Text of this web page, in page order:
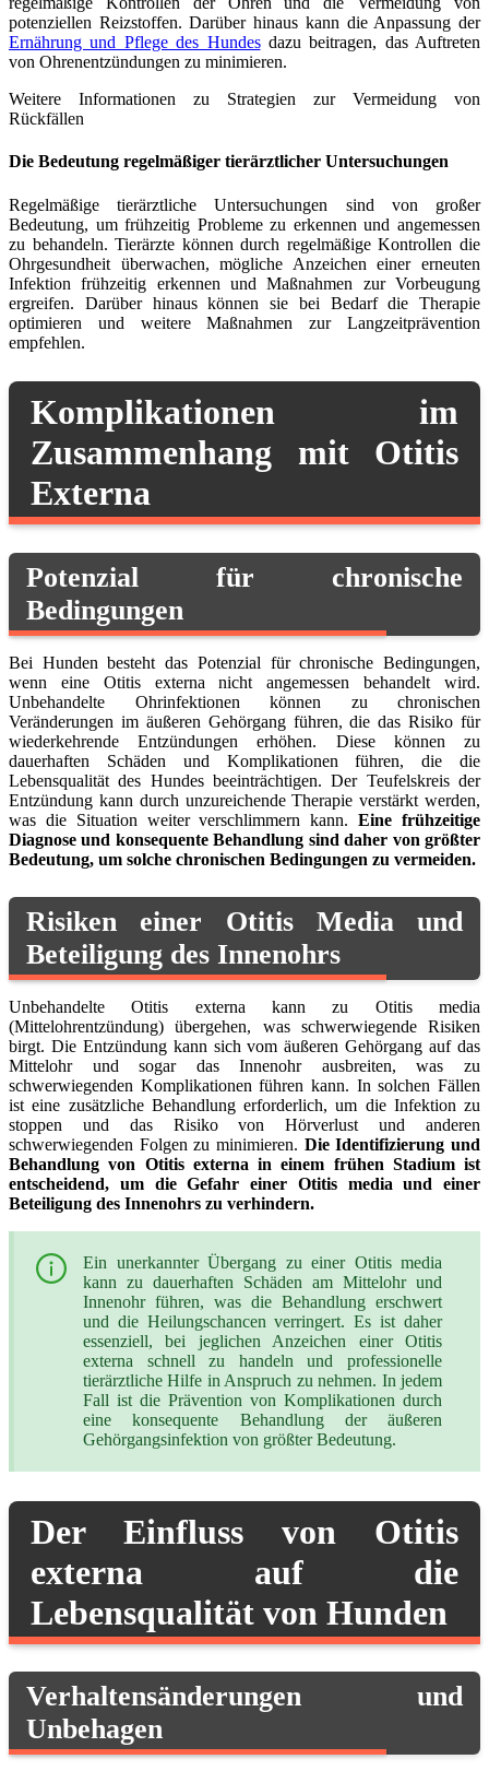
potenziellen Reizstoffen. Darüber hinaus kann die Anpassung der
Ernährung und Pflege des Hundesdazu beitragen, das Auftreten
von Ohrenentzündungen zu minimieren.
Weitere Informationen zu Strategien zur Vermeidung von
Rückfällen
Die Bedeutung regelmäßiger tierärztlicher Untersuchungen
Regelmäßige tierärztliche Untersuchungen sind von großer
Bedeutung, um frühzeitig Probleme zu erkennen und angemessen
zu behandeln. Tierärzte können durch regelmäßige Kontrollen die
Ohrgesundheit überwachen, mögliche Anzeichen einer erneuten
Infektion frühzeitig erkennen und Maßnahmen zur Vorbeugung
ergreifen. Darüber hinaus können sie bei Bedarf die Therapie
optimieren und weitere Maßnahmen zur Langzeitprävention
empfehlen.
Komplikationen im
Zusammenhang mit Otitis
Externa
Potenzial für chronische
Bedingungen
Bei Hunden besteht das Potenzial für chronische Bedingungen,
wenn eine Otitis externa nicht angemessen behandelt wird.
Unbehandelte Ohrinfektionen können zu chronischen
Veränderungen im äußeren Gehörgang führen, die das Risiko für
wiederkehrende Entzündungen erhöhen. Diese können zu
dauerhaften Schäden und Komplikationen führen, die die
Lebensqualität des Hundes beeinträchtigen. Der Teufelskreis der
Entzündung kann durch unzureichende Therapie verstärkt werden,
was die Situation weiter verschlimmern kann.Eine frühzeitige
Diagnose und konsequente Behandlung sind daher von größter
Bedeutung, um solche chronischen Bedingungen zu vermeiden.
Risiken einer Otitis Media und
Beteiligung des Innenohrs
Unbehandelte Otitis externa kann zu Otitis media
(Mittelohrentzündung) übergehen, was schwerwiegende Risiken
birgt. Die Entzündung kann sich vom äußeren Gehörgang auf das
Mittelohr und sogar das Innenohr ausbreiten, was zu
schwerwiegenden Komplikationen führen kann. In solchen Fällen
ist eine zusätzliche Behandlung erforderlich, um die Infektion zu
stoppen und das Risiko von Hörverlust und anderen
schwerwiegenden Folgen zu minimieren. Die Identifizierung und
Behandlung von Otitis externa in einem frühen Stadium ist
entscheidend, um die Gefahr einer Otitis media und einer
Beteiligung des Innenohrs zu verhindern.
Ein unerkannter Übergang zu einer Otitis media
kann zu dauerhaften Schäden am Mittelohr und
Innenohr führen, was die Behandlung erschwert
und die Heilungschancen verringert. Es ist daher
essenziell, bei jeglichen Anzeichen einer Otitis
externa schnell zu handeln und professionelle
tierärztliche Hilfe in Anspruch zu nehmen. In jedem
Fall ist die Prävention von Komplikationen durch
eine konsequente Behandlung der äußeren
Gehörgangsinfektion von größter Bedeutung.
Der Einfluss von Otitis
externa auf die
Lebensqualität von Hunden
Verhaltensänderungen und
Unbehagen